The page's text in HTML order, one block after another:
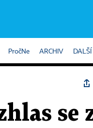
PročNe ARCHIV DALŠÍ
se